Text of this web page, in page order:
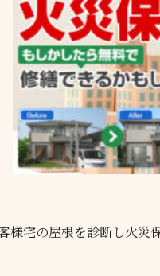
様宅の屋根を診断し火